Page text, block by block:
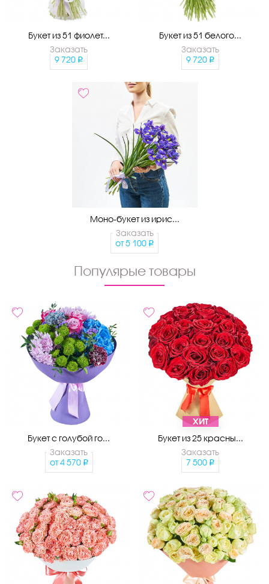
Букет из 51 фиолет...
Заказать
9 720
Букет из 51 белого...
Заказать
9 720
Моно-букет из ирис...
Заказать
от5 100
Популярые товары
Букет с голубой го...
Заказать
от 4 570
ХИТ
Букет из 25 красны...
Заказать
7 500